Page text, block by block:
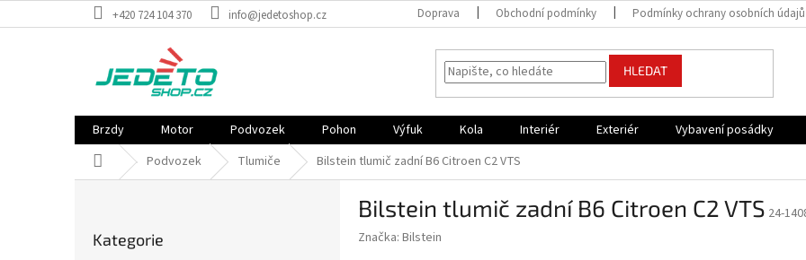
na
+420 724 104 370 info@jedetoshop.cz Doprava Obchodní podmínky Podmínky ochrany osobních údajů
HLEDAT
Brzdy Motor Podvozek Pohon Výfuk Kola Interiér Exteriér Vybavení posádky
Domů Podvozek Tlumiče Bilstein tlumič zadní B6 Citroen C2 VTS
kategorie
Kategorie
Bilstein tlumič zadní B6 Citroen C2 VTS 24-
Značka: Bilstein